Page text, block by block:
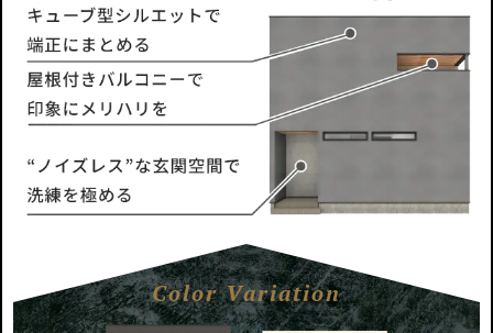
Color Variation